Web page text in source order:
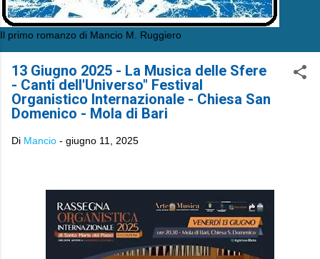
Il primo romanzo di Mancio M. Ruggiero
13 Giugno 2025 - La Musica delle Sfere
- Canti dell'Universo" Festival
Organistico Internazionale - Chiesa San
Domenico - Mola di Bari
Di Mancio - giugno 11, 2025